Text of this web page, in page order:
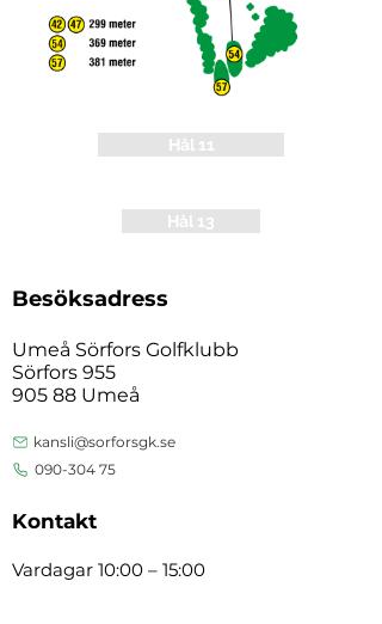
Hål 11
Hål 13
Besöksadress
Umeå Sörfors Golfklubb
Sörfors 955
905 88 Umeå
kansli@sorforsgk.se
090-304 75
Kontakt
Vardagar 10:00 – 15:00